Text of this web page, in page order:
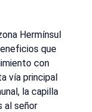
Hermínsul
que
con
vía principal
la capilla
al señor